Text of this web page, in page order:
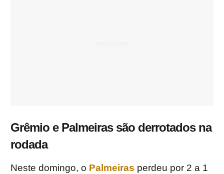
Grêmio e Palmeiras são derrotados na
rodada
Neste domingo, o Palmeiras perdeu por 2 a 1